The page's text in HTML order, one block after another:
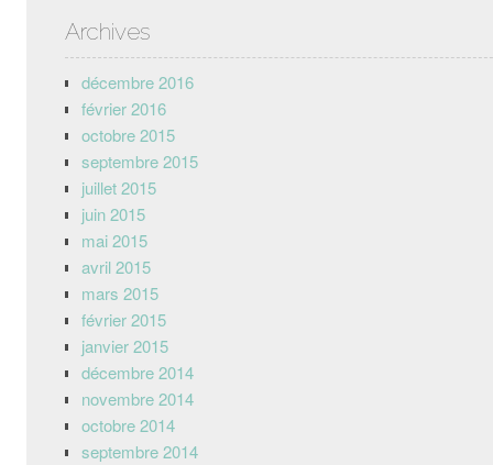
Archives
décembre 2016
février 2016
octobre 2015
septembre 2015
juillet 2015
juin 2015
mai 2015
avril 2015
mars 2015
février 2015
janvier 2015
décembre 2014
novembre 2014
octobre 2014
septembre 2014